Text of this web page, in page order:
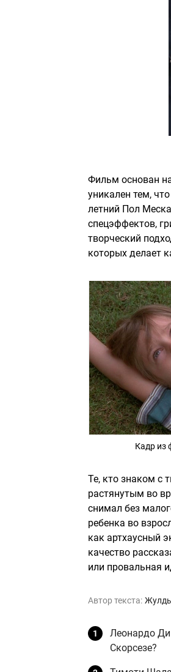
Фильм основан
уникален тем,
летний Пол
спецэффектов,
творческий
которых делает
Кадр из
Те, кто знаком с
растянутым во
снимал без
ребенка во
как артхаусный
качество
или провальная
Автор текста:
Леонардо
Скорсезе?